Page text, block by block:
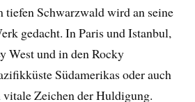
tiefen Schwarzwald wird an seine
gedacht. In Paris und Istanbul,
West und in den Rocky
Südamerikas oder auch
Zeichen der Huldigung.